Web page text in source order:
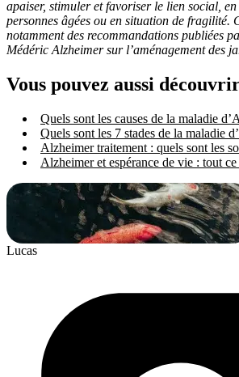
apaiser, stimuler et favoriser le lien social,
personnes âgées ou en situation de fragilité.
notamment des recommandations publiées
Médéric Alzheimer sur l’aménagement des
Vous pouvez aussi
Quels sont les causes de la maladie
Quels sont les 7 stades de la maladie
Alzheimer traitement : quels sont les
Alzheimer et espérance de vie : tout
Lucas